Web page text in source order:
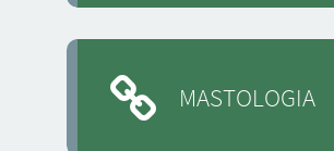
MASTOLOGIA